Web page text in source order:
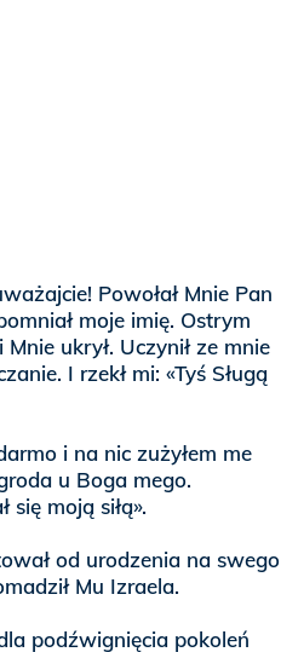
Powołał Mnie Pan
moje imię. Ostrym
ukrył. Uczynił ze mnie
I rzekł mi: «Tyś Sługą
i na nic zużyłem me
u Boga mego.
się moją siłą».
od urodzenia na swego
Mu Izraela.
podźwignięcia pokoleń